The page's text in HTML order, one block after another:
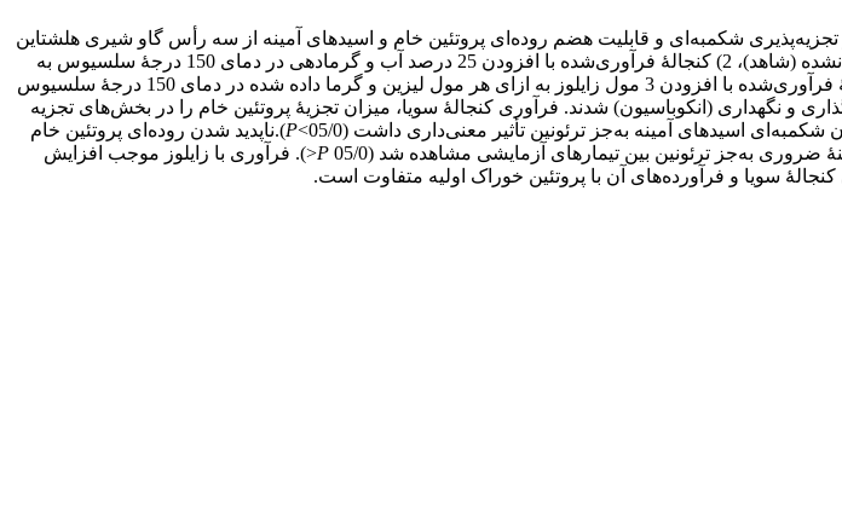
شکمبه‌ای و قابلیت هضم روده‌ای پروتئین خام و اسیدهای آمینه از سه رأس گاو شیری هلشتاین
غیرشیرده دارای کانولای شکمبه‌ای استفاده شد. تیمارهای آزمایشی شامل: 1) کنجالۀ سویای فرآوری‌نشده (شاهد)، 2) کنجالۀ فرآوری‌شده با افزودن 25 درصد آب و گرمادهی در دمای 150 درجۀ سلسیوس به
مدت 30 دقیقه، 3) کنجالۀ گرما داده شده در دمای 150 درجۀ سلسیوس به مدت 30 دقیقه و 4) کنجالۀ فرآوری‌شده با افزودن 3 مول زایلوز به ازای هر مول لیزین و گرما داده شده در دمای 150 درجۀ سلسیوس
کیسه‌های نایلونی در شکمبه جاگذاری و نگهداری (انکوباسیون) شدند. فرآوری کنجالۀ سویا، میزان تجزیۀ پروتئین خام را در بخش‌های تجزیه
اسیدهای آمینه به‌جز ترئونین تأثیر معنی‌داری داشت (05/0> P).ناپدید شدن روده‌ای پروتئین خام
ضروری به‌جز ترئونین بین تیمارهای آزمایشی مشاهده شد (05/0
P<). فرآوری با زایلوز موجب افزایش
کنجالۀ سویا و فرآورده‌های آن با پروتئین خوراک اولیه متفاوت است.